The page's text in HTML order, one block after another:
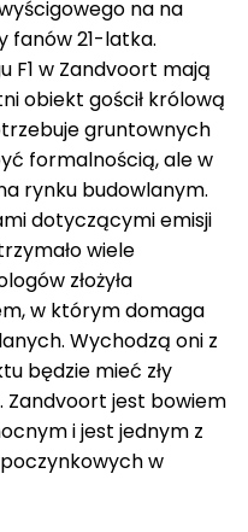
na na
fanów 21-latka.
F1 w Zandvoort mają
obiekt gościł królową
gruntownych
formalnością, ale w
rynku budowlanym.
dotyczącymi emisji
wiele
złożyła
w którym domaga
Wychodzą oni z
będzie mieć zły
Zandvoort jest bowiem
i jest jednym z
w